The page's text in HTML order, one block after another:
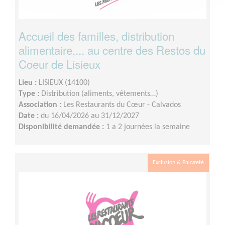
Accueil des familles, distribution
alimentaire,... au centre des Restos du
Coeur de Lisieux
Lieu : LISIEUX (14100)
Type : Distribution (aliments, vêtements…)
Association : Les Restaurants du Cœur - Calvados
Date : du 16/04/2026 au 31/12/2027
Disponibilité demandée : 1 a 2 journées la semaine
Exclusion & Pauvreté